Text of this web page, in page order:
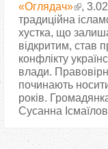
«Оглядач»
,
традиційна
хустка, що
відкритим, став
конфлікту
влади.
починають
років.
Сусанна